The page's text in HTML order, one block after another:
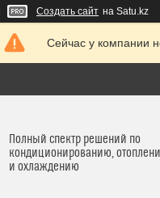
Создать сайт на Satu.kz
Сейчас у компании
Полный спектр решений по
кондиционированию,
и охлаждению